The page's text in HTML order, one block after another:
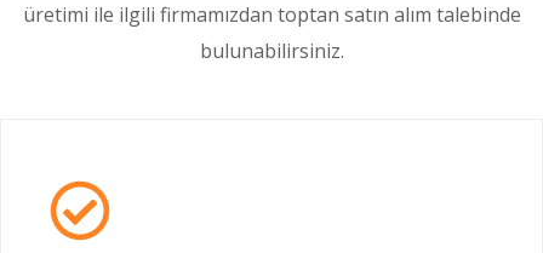
üretimi ile ilgili firmamızdan toptan satın alım talebinde
bulunabilirsiniz.